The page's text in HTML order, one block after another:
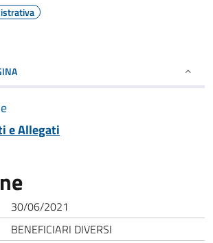
e Allegati
30/06/2021
BENEFICIARI DIVERSI